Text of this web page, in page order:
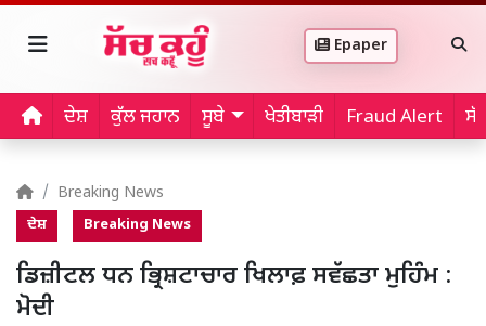
Epaper
ਦੇਸ਼ ਕੁੱਲ ਜਹਾਨ ਸੂਬੇ ਖੇਤੀਬਾੜੀ Fraud Alert
Breaking News
ਦੇਸ਼ Breaking News
ਡਿਜ਼ੀਟਲ ਧਨ ਭ੍ਰਿਸ਼ਟਾਚਾਰ ਖਿਲਾਫ਼ ਸਵੱਛਤਾ ਮੁਹਿੰਮ :
ਮੋਦੀ